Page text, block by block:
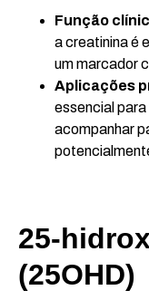
Função
a creatinina é
um marcador
Aplicações
essencial
acompanhar
25-
(25OHD)